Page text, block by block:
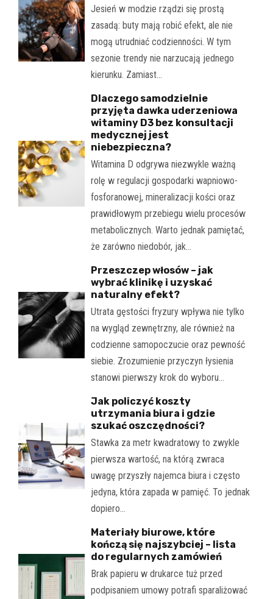
Jesień w modzie rządzi się prostą
zasadą: buty mają robić efekt, ale nie
mogą utrudniać codzienności. W tym
sezonie trendy nie narzucają jednego
kierunku. Zamiast…
Dlaczego samodzielnie
przyjęta dawka uderzeniowa
witaminy D3 bez konsultacji
medycznej jest
niebezpieczna?
Witamina D odgrywa niezwykle ważną
rolę w regulacji gospodarki wapniowo-
fosforanowej, mineralizacji kości oraz
prawidłowym przebiegu wielu procesów
metabolicznych. Warto jednak pamiętać,
że zarówno niedobór, jak…
Przeszczep włosów – jak
wybrać klinikę i uzyskać
naturalny efekt?
Utrata gęstości fryzury wpływa nie tylko
na wygląd zewnętrzny, ale również na
codzienne samopoczucie oraz pewność
siebie. Zrozumienie przyczyn łysienia
stanowi pierwszy krok do wyboru…
Jak policzyć koszty
utrzymania biura i gdzie
szukać oszczędności?
Stawka za metr kwadratowy to zwykle
pierwsza wartość, na którą zwraca
uwagę przyszły najemca biura i często
jedyna, która zapada w pamięć. To jednak
dopiero…
Materiały biurowe, które
kończą się najszybciej – lista
do regularnych zamówień
Brak papieru w drukarce tuż przed
podpisaniem umowy potrafi sparaliżować